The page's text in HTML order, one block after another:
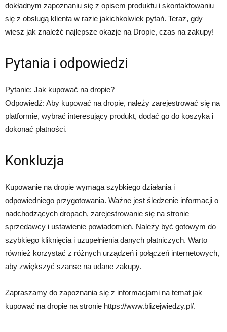
dokładnym zapoznaniu się z opisem produktu i skontaktowaniu
się z obsługą klienta w razie jakichkolwiek pytań. Teraz, gdy
wiesz jak znaleźć najlepsze okazje na Dropie, czas na zakupy!
Pytania i odpowiedzi
Pytanie: Jak kupować na dropie?
Odpowiedź: Aby kupować na dropie, należy zarejestrować się na
platformie, wybrać interesujący produkt, dodać go do koszyka i
dokonać płatności.
Konkluzja
Kupowanie na dropie wymaga szybkiego działania i
odpowiedniego przygotowania. Ważne jest śledzenie informacji o
nadchodzących dropach, zarejestrowanie się na stronie
sprzedawcy i ustawienie powiadomień. Należy być gotowym do
szybkiego kliknięcia i uzupełnienia danych płatniczych. Warto
również korzystać z różnych urządzeń i połączeń internetowych,
aby zwiększyć szanse na udane zakupy.
Zapraszamy do zapoznania się z informacjami na temat jak
kupować na dropie na stronie https://www.blizejwiedzy.pl/.